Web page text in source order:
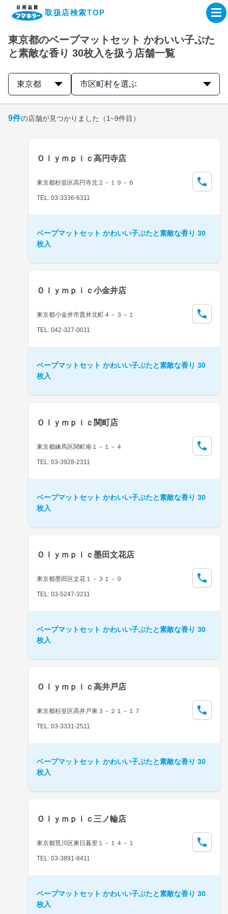
取扱店検索TOP
企業・IR情報サイト
製品情報サイト
取扱店検索はこちら
東京都のベープマットセット かわいい子ぶた
と素敵な香り 30枚入を扱う店舗一覧
東京都 市区町村を選ぶ
9件の店舗が見つかりました （1~9件目）
Ｏｌｙｍｐｉｃ高円寺店
東京都杉並区高円寺北２－１９－６
TEL: 03-3336-6311
ベープマットセット かわいい子ぶたと素敵な香り 30
枚入
Ｏｌｙｍｐｉｃ小金井店
東京都小金井市貫井北町４－３－１
TEL: 042-327-0011
ベープマットセット かわいい子ぶたと素敵な香り 30
枚入
Ｏｌｙｍｐｉｃ関町店
東京都練馬区関町南１－１－４
TEL: 03-3928-2311
ベープマットセット かわいい子ぶたと素敵な香り 30
枚入
Ｏｌｙｍｐｉｃ墨田文花店
東京都墨田区文花１－３１－９
TEL: 03-5247-3211
ベープマットセット かわいい子ぶたと素敵な香り 30
枚入
Ｏｌｙｍｐｉｃ高井戸店
東京都杉並区高井戸東３－２１－１７
TEL: 03-3331-2511
ベープマットセット かわいい子ぶたと素敵な香り 30
枚入
Ｏｌｙｍｐｉｃ三ノ輪店
東京都荒川区東日暮里１－１４－１
TEL: 03-3891-8411
ベープマットセット かわいい子ぶたと素敵な香り 30
枚入